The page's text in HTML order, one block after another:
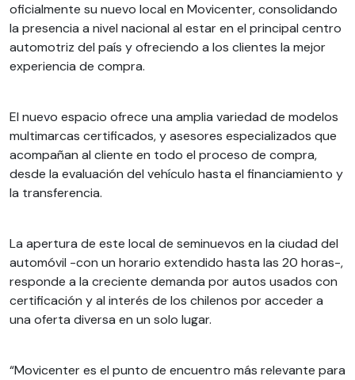
oficialmente su nuevo local en Movicenter, consolidando
la presencia a nivel nacional al estar en el principal centro
automotriz del país y ofreciendo a los clientes la mejor
experiencia de compra.
El nuevo espacio ofrece una amplia variedad de modelos
multimarcas certificados, y asesores especializados que
acompañan al cliente en todo el proceso de compra,
desde la evaluación del vehículo hasta el financiamiento y
la transferencia.
La apertura de este local de seminuevos en la ciudad del
automóvil -con un horario extendido hasta las 20 horas-,
responde a la creciente demanda por autos usados con
certificación y al interés de los chilenos por acceder a
una oferta diversa en un solo lugar.
“Movicenter es el punto de encuentro más relevante para